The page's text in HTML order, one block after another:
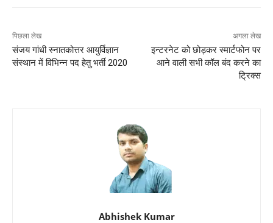
पिछला लेख
संजय गांधी स्नातकोत्तर आयुर्विज्ञान
संस्थान में विभिन्न पद हेतु भर्ती 2020
अगला लेख
इन्टरनेट को छोड़कर स्मार्टफोन पर
आने वाली सभी कॉल बंद करने का
ट्रिक्स
Abhishek Kumar